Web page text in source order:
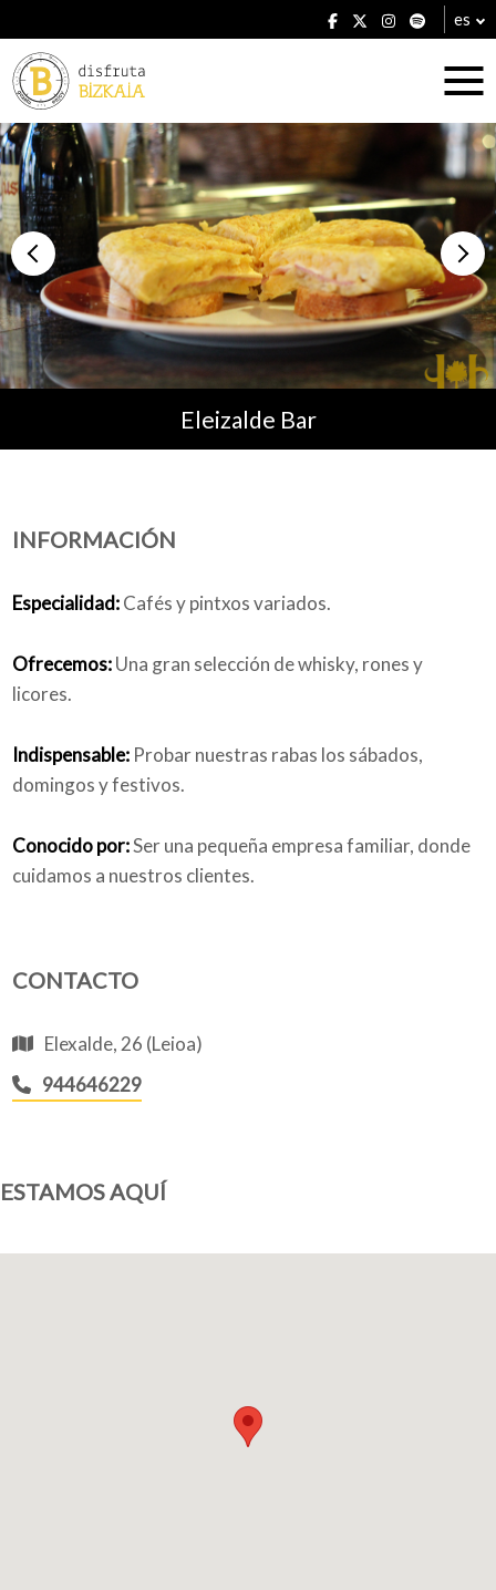
es
Alojamientos
Restaurantes
Planes
Blog
Eleizalde Bar
INFORMACIÓN
Especialidad:Cafés y pintxos variados.
Ofrecemos:Una gran selección de whisky, rones y
licores.
Indispensable: Probar nuestras rabas los sábados,
domingos y festivos.
Conocido por:Ser una pequeña empresa familiar, donde
cuidamos a nuestros clientes.
CONTACTO
Elexalde, 26 (Leioa)
944646229
ESTAMOS AQUÍ